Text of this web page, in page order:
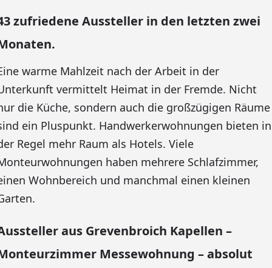
zufriedene Aussteller in den letzten zwei
warme Mahlzeit nach der Arbeit in der
vermittelt Heimat in der Fremde. Nicht
die Küche, sondern auch die großzügigen Räume
ein Pluspunkt. Handwerkerwohnungen bieten in
Regel mehr Raum als Hotels. Viele
haben mehrere Schlafzimmer,
Wohnbereich und manchmal einen kleinen
aus Grevenbroich Kapellen –
Messewohnung – absolut